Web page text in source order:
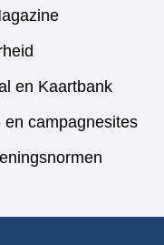
(verwijst
andere
website)
en Kaartbank(verwijst
naar
en campagnesites